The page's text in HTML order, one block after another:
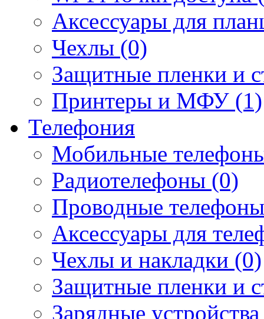
Аксессуары для
Чехлы (0)
Защитные пленки и
Принтеры и МФУ (1)
Телефония
Мобильные
Радиотелефоны (0)
Проводные
Аксессуары для
Чехлы и накладки (0)
Защитные пленки и
Зарядные